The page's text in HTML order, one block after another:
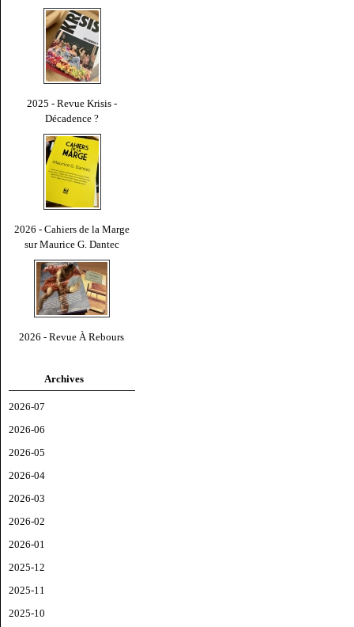
2025 - Revue Krisis -
Décadence ?
2026 - Cahiers de la Marge
sur Maurice G. Dantec
2026 - Revue À Rebours
Archives
2026-07
2026-06
2026-05
2026-04
2026-03
2026-02
2026-01
2025-12
2025-11
2025-10